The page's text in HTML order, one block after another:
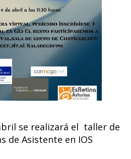
se realizará el taller de
de Asistente en IOS